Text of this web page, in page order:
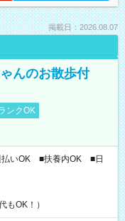
掲載日：2026.08.07
んのお散歩付
ンクOK
払いOK ■扶養内OK ■日
もOK！）